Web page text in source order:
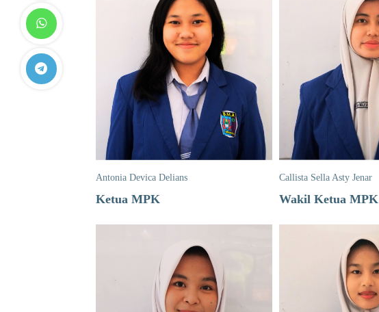
Antonia Devica Delians
Ketua MPK
Callista Sella Asty Jenar
Wakil Ketua MPK